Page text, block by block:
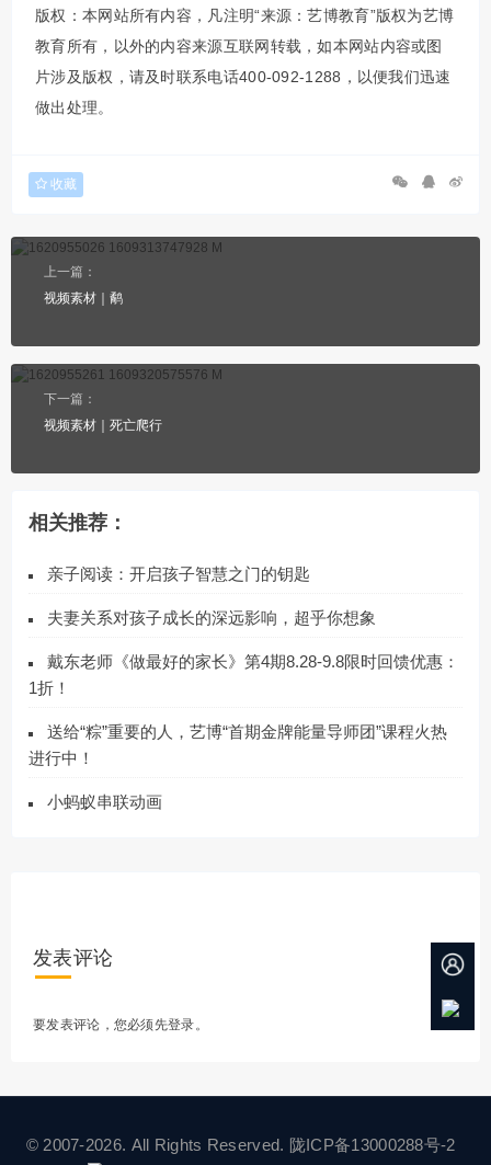
版权：本网站所有内容，凡注明“来源：艺博教育”版权为艺博
教育所有，以外的内容来源互联网转载，如本网站内容或图
片涉及版权，请及时联系电话400-092-1288，以便我们迅速
做出处理。
收藏
上一篇：
视频素材｜鹬
下一篇：
视频素材｜死亡爬行
相关推荐：
亲子阅读：开启孩子智慧之门的钥匙
夫妻关系对孩子成长的深远影响，超乎你想象
戴东老师《做最好的家长》第4期8.28-9.8限时回馈优惠：
1折！
送给“粽”重要的人，艺博“首期金牌能量导师团”课程火热
进行中！
小蚂蚁串联动画
发表评论
要发表评论，您必须先登录。
© 2007-2026. All Rights Reserved. 陇ICP备13000288号-2